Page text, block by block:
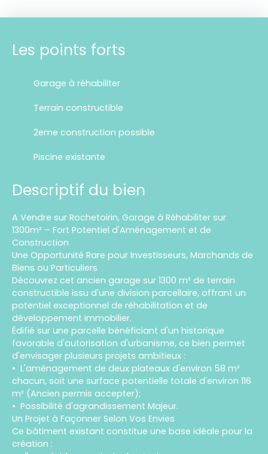
Les points forts
Garage à réhabiliter
Terrain constructible
2eme construction possible
Piscine existante
Descriptif du bien
A Vendre sur Rochetoirin, Garage à Réhabiliter sur
1300m² – Fort Potentiel d'Aménagement et de
Construction
Une Opportunité Rare pour Investisseurs, Marchands de
Biens ou Particuliers
Découvrez cet ancien garage sur 1300 m² de terrain
constructible issu d'une division parcellaire, offrant un
potentiel exceptionnel de réhabilitation et de
développement immobilier.
Édifié sur une parcelle bénéficiant d'un historique
favorable d'autorisation d'urbanisme, ce bien permet
d'envisager plusieurs projets ambitieux :
L'aménagement de deux plateaux d'environ 58 m²
chacun, soit une surface potentielle totale d'environ 116
m² (Ancien permis accepter);
Possibilité d'agrandissement Majeur.
Un Projet à Façonner Selon Vos Envies
Ce bâtiment existant constitue une base idéale pour la
création :